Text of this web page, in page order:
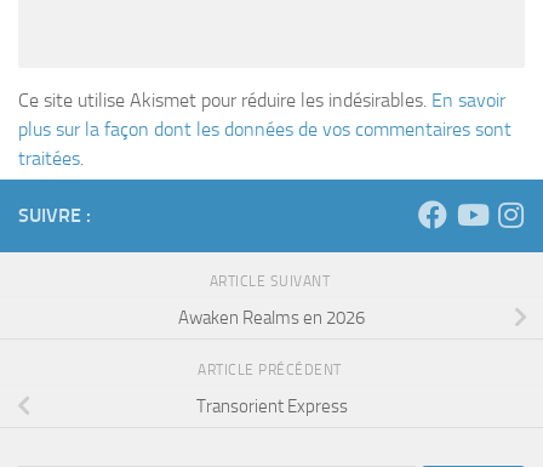
Ce site utilise Akismet pour réduire les indésirables. En savoir
plus sur la façon dont les données de vos commentaires sont
traitées.
SUIVRE :
ARTICLE SUIVANT
Awaken Realms en 2026
ARTICLE PRÉCÉDENT
Transorient Express